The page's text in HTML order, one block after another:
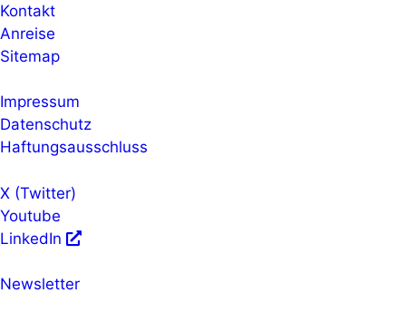
Kontakt
Anreise
Sitemap
Impressum
Datenschutz
Haftungsausschluss
X (Twitter)
Youtube
LinkedIn
Newsletter